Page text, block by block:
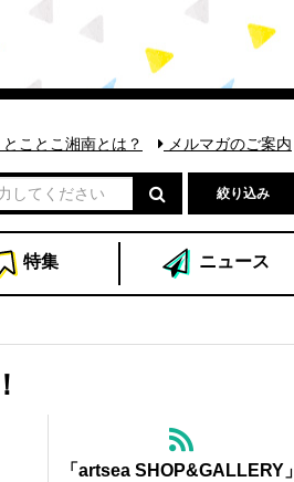
ことこ湘南とは？
メルマガのご案内
絞り込み
特集 ニュース
「artsea SHOP&GALLERY」